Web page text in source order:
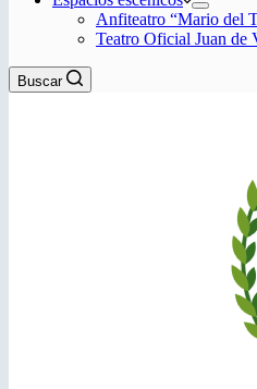
Anfiteatro “Mario del
Teatro Oficial Juan de
Buscar